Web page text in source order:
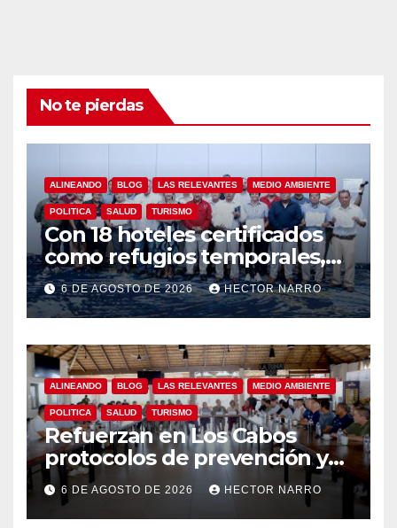
No te pierdas
ALINEANDO BLOG LAS RELEVANTES MEDIO AMBIENTE
POLITICA SALUD TURISMO
Con 18 hoteles certificados
como refugios temporales,
Gobierno de Los Cabos
refuerza la prevención y
garantiza un destino seguro
6 DE AGOSTO DE 2026 HECTOR NARRO
ALINEANDO BLOG LAS RELEVANTES MEDIO AMBIENTE
POLITICA SALUD TURISMO
Refuerzan en Los Cabos
protocolos de prevención y
rescate en playas ante oleaje
y temporada de ciclones
6 DE AGOSTO DE 2026 HECTOR NARRO